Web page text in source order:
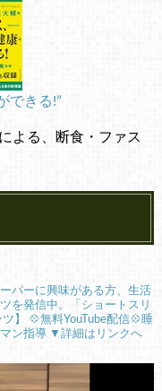
できる!”
よる、断食・ファス
パーに興味がある方、生活
を発信中。「ショートスリ
】
💠無料YouTube配信💠睡
ン指導▼詳細はリンクへ